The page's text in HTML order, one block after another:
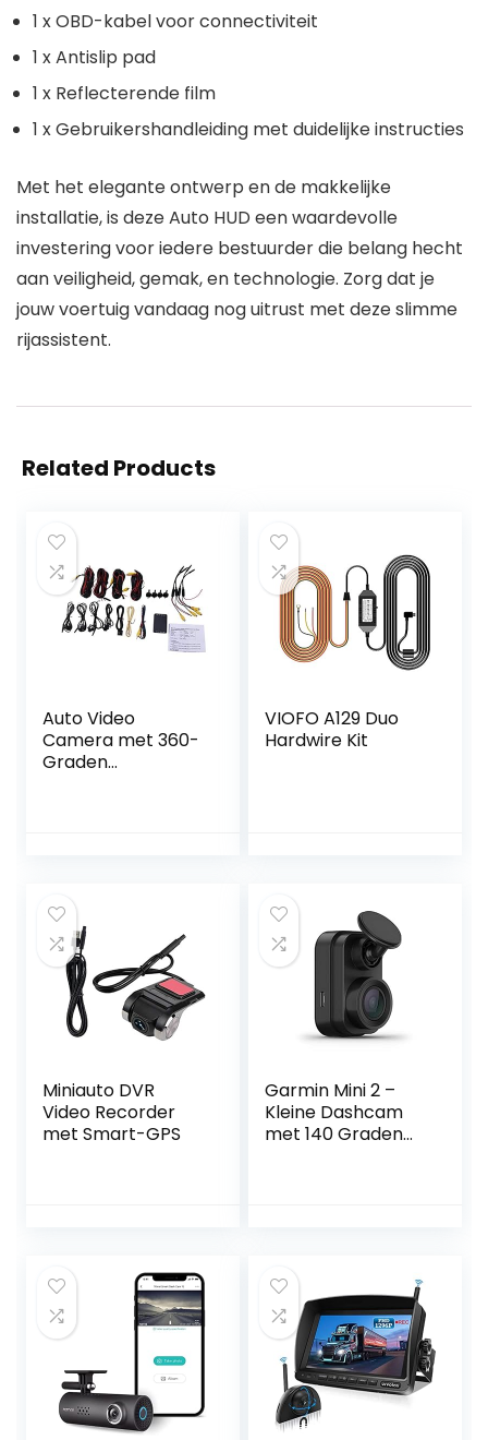
1 x OBD-kabel voor connectiviteit
1 x Antislip pad
1 x Reflecterende film
1 x Gebruikershandleiding met duidelijke instructies
Met het elegante ontwerp en de makkelijke
installatie, is deze Auto HUD een waardevolle
investering voor iedere bestuurder die belang hecht
aan veiligheid, gemak, en technologie. Zorg dat je
jouw voertuig vandaag nog uitrust met deze slimme
rijassistent.
Related Products
Auto Video
Camera met 360-
Graden
VIOFO A129 Duo
Hardwire Kit
Miniauto DVR
Video Recorder
met Smart-GPS
Garmin Mini 2 –
Kleine Dashcam
met 140 Graden